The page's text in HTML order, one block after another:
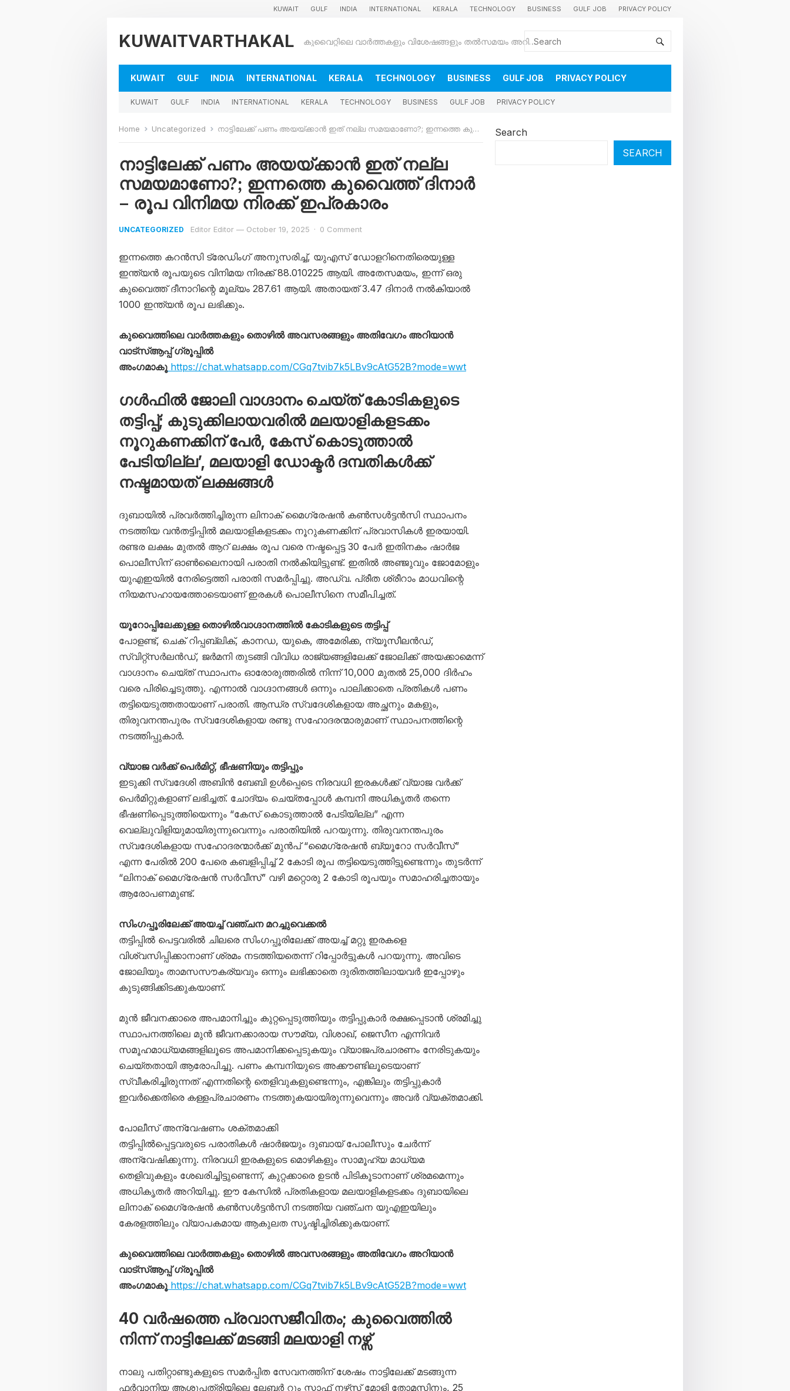
KUWAIT GULF INDIA INTERNATIONAL KERALA TECHNOLOGY BUSINESS GULF JOB PRIVACY POLICY
KUWAITVARTHAKAL കുവൈറ്റിലെ വാർത്തകളും വിശേഷങ്ങളും തൽസമയം അറിയാൻ
KUWAIT GULF INDIA INTERNATIONAL KERALA TECHNOLOGY BUSINESS GULF JOB PRIVACY POLICY
KUWAIT GULF INDIA INTERNATIONAL KERALA TECHNOLOGY BUSINESS GULF JOB PRIVACY POLICY
Home Uncategorized നാട്ടിലേക്ക് പണം അയയ്ക്കാൻ ഇത് നല്ല സമയമാണോ?; ഇന്നത്തെ കുവൈത്ത് ദിനാർ – രൂപ വിനിമയ നിരക്ക് ഇപ്രകാരം
നാട്ടിലേക്ക് പണം അയയ്ക്കാൻ ഇത് നല്ല
സമയമാണോ?; ഇന്നത്തെ കുവൈത്ത് ദിനാർ
– രൂപ വിനിമയ നിരക്ക് ഇപ്രകാരം
UNCATEGORIZED Editor Editor — October 19, 2025 · 0 Comment
ഇന്നത്തെ കറൻസി ട്രേഡിംഗ് അനുസരിച്ച്, യുഎസ് ഡോളറിനെതിരെയുള്ള
ഇന്ത്യൻ രൂപയുടെ വിനിമയ നിരക്ക് 88.010225 ആയി. അതേസമയം, ഇന്ന് ഒരു
കുവൈത്ത് ദീനാറിന്റെ മൂല്യം 287.61 ആയി. അതായത് 3.47 ദിനാർ നൽകിയാൽ
1000 ഇന്ത്യൻ രൂപ ലഭിക്കും.
കുവൈത്തിലെ വാർത്തകളും തൊഴിൽ അവസരങ്ങളും അതിവേഗം അറിയാൻ
വാട്സ്ആപ്പ് ഗ്രൂപ്പിൽ
അംഗമാകൂ https://chat.whatsapp.com/CGq7tvib7k5LBv9cAtG52B?mode=wwt
ഗൾഫിൽ ജോലി വാഗ്ദാനം ചെയ്ത് കോടികളുടെ
തട്ടിപ്പ്; കുടുക്കിലായവരിൽ മലയാളികളടക്കം
നൂറുകണക്കിന് പേർ, കേസ് കൊടുത്താൽ
പേടിയില്ല’, മലയാളി ഡോക്ടർ ദമ്പതികൾക്ക്
നഷ്ടമായത് ലക്ഷങ്ങൾ
ദുബായിൽ പ്രവർത്തിച്ചിരുന്ന ലിനാക് മൈഗ്രേഷൻ കൺസൾട്ടൻസി സ്ഥാപനം
നടത്തിയ വൻതട്ടിപ്പിൽ മലയാളികളടക്കം നൂറുകണക്കിന് പ്രവാസികൾ ഇരയായി.
രണ്ടര ലക്ഷം മുതൽ ആറ് ലക്ഷം രൂപ വരെ നഷ്ടപ്പെട്ട 30 പേർ ഇതിനകം ഷാർജ
പൊലീസിന് ഓൺലൈനായി പരാതി നൽകിയിട്ടുണ്ട്. ഇതിൽ അഞ്ജുവും ജോമോളും
യുഎഇയിൽ നേരിട്ടെത്തി പരാതി സമർപ്പിച്ചു. അഡ്വ. പ്രീത ശ്രീറാം മാധവിന്റെ
നിയമസഹായത്തോടെയാണ് ഇരകൾ പൊലീസിനെ സമീപിച്ചത്.
യൂറോപ്പിലേക്കുള്ള തൊഴിൽവാഗ്ദാനത്തിൽ കോടികളുടെ തട്ടിപ്പ്
പോളണ്ട്, ചെക് റിപ്പബ്ലിക്, കാനഡ, യുകെ, അമേരിക്ക, ന്യൂസീലൻഡ്,
സ്വിറ്റ്സർലൻഡ്, ജർമനി തുടങ്ങി വിവിധ രാജ്യങ്ങളിലേക്ക് ജോലിക്ക് അയക്കാമെന്ന്
വാഗ്ദാനം ചെയ്ത് സ്ഥാപനം ഓരോരുത്തരിൽ നിന്ന് 10,000 മുതൽ 25,000 ദിർഹം
വരെ പിരിച്ചെടുത്തു. എന്നാൽ വാഗ്ദാനങ്ങൾ ഒന്നും പാലിക്കാതെ പ്രതികൾ പണം
തട്ടിയെടുത്തതായാണ് പരാതി. ആന്ധ്ര സ്വദേശികളായ അച്ഛനും മകളും,
തിരുവനന്തപുരം സ്വദേശികളായ രണ്ടു സഹോദരന്മാരുമാണ് സ്ഥാപനത്തിന്റെ
നടത്തിപ്പുകാർ.
വ്യാജ വർക്ക് പെർമിറ്റ്, ഭീഷണിയും തട്ടിപ്പും
ഇടുക്കി സ്വദേശി അബിൻ ബേബി ഉൾപ്പെടെ നിരവധി ഇരകൾക്ക് വ്യാജ വർക്ക്
പെർമിറ്റുകളാണ് ലഭിച്ചത്. ചോദ്യം ചെയ്തപ്പോൾ കമ്പനി അധികൃതർ തന്നെ
ഭീഷണിപ്പെടുത്തിയെന്നും “കേസ് കൊടുത്താൽ പേടിയില്ല” എന്ന
വെല്ലുവിളിയുമായിരുന്നുവെന്നും പരാതിയിൽ പറയുന്നു. തിരുവനന്തപുരം
സ്വദേശികളായ സഹോദരന്മാർക്ക് മുൻപ് “മൈഗ്രേഷൻ ബ്യൂറോ സർവീസ്”
എന്ന പേരിൽ 200 പേരെ കബളിപ്പിച്ച് 2 കോടി രൂപ തട്ടിയെടുത്തിട്ടുണ്ടെന്നും തുടർന്ന്
“ലിനാക് മൈഗ്രേഷൻ സർവീസ്” വഴി മറ്റൊരു 2 കോടി രൂപയും സമാഹരിച്ചതായും
ആരോപണമുണ്ട്.
സിംഗപ്പൂരിലേക്ക് അയച്ച് വഞ്ചന മറച്ചുവെക്കൽ
തട്ടിപ്പിൽ പെട്ടവരിൽ ചിലരെ സിംഗപ്പൂരിലേക്ക് അയച്ച് മറ്റു ഇരകളെ
വിശ്വസിപ്പിക്കാനാണ് ശ്രമം നടത്തിയതെന്ന് റിപ്പോർട്ടുകൾ പറയുന്നു. അവിടെ
ജോലിയും താമസസൗകര്യവും ഒന്നും ലഭിക്കാതെ ദുരിതത്തിലായവർ ഇപ്പോഴും
കുടുങ്ങിക്കിടക്കുകയാണ്.
മുൻ ജീവനക്കാരെ അപമാനിച്ചും കുറ്റപ്പെടുത്തിയും തട്ടിപ്പുകാർ രക്ഷപ്പെടാൻ ശ്രമിച്ചു
സ്ഥാപനത്തിലെ മുൻ ജീവനക്കാരായ സൗമ്യ, വിശാഖ്, ജെസീന എന്നിവർ
സമൂഹമാധ്യമങ്ങളിലൂടെ അപമാനിക്കപ്പെടുകയും വ്യാജപ്രചാരണം നേരിടുകയും
ചെയ്തതായി ആരോപിച്ചു. പണം കമ്പനിയുടെ അക്കൗണ്ടിലൂടെയാണ്
സ്വീകരിച്ചിരുന്നത് എന്നതിന്റെ തെളിവുകളുണ്ടെന്നും, എങ്കിലും തട്ടിപ്പുകാർ
ഇവർക്കെതിരെ കള്ളപ്രചാരണം നടത്തുകയായിരുന്നുവെന്നും അവർ വ്യക്തമാക്കി.
പോലീസ് അന്വേഷണം ശക്തമാക്കി
തട്ടിപ്പിൽപ്പെട്ടവരുടെ പരാതികൾ ഷാർജയും ദുബായ് പോലീസും ചേർന്ന്
അന്വേഷിക്കുന്നു. നിരവധി ഇരകളുടെ മൊഴികളും സാമൂഹ്യ മാധ്യമ
തെളിവുകളും ശേഖരിച്ചിട്ടുണ്ടെന്ന്, കുറ്റക്കാരെ ഉടൻ പിടികൂടാനാണ് ശ്രമമെന്നും
അധികൃതർ അറിയിച്ചു. ഈ കേസിൽ പ്രതികളായ മലയാളികളടക്കം ദുബായിലെ
ലിനാക് മൈഗ്രേഷൻ കൺസൾട്ടൻസി നടത്തിയ വഞ്ചന യുഎഇയിലും
കേരളത്തിലും വ്യാപകമായ ആകുലത സൃഷ്ടിച്ചിരിക്കുകയാണ്.
കുവൈത്തിലെ വാർത്തകളും തൊഴിൽ അവസരങ്ങളും അതിവേഗം അറിയാൻ
വാട്സ്ആപ്പ് ഗ്രൂപ്പിൽ
അംഗമാകൂ https://chat.whatsapp.com/CGq7tvib7k5LBv9cAtG52B?mode=wwt
40 വര്‍ഷത്തെ പ്രവാസജീവിതം; കുവൈത്തില്‍
നിന്ന് നാട്ടിലേക്ക് മടങ്ങി മലയാളി നഴ്സ്
നാലു പതിറ്റാണ്ടുകളുടെ സമർപ്പിത സേവനത്തിന് ശേഷം നാട്ടിലേക്ക് മടങ്ങുന്ന
ഫർവാനിയ ആശുപത്രിയിലെ ലേബർ റൂം സ്റ്റാഫ് നഴ്‌സ് മോളി തോമസിനും, 25
Search
SEARCH